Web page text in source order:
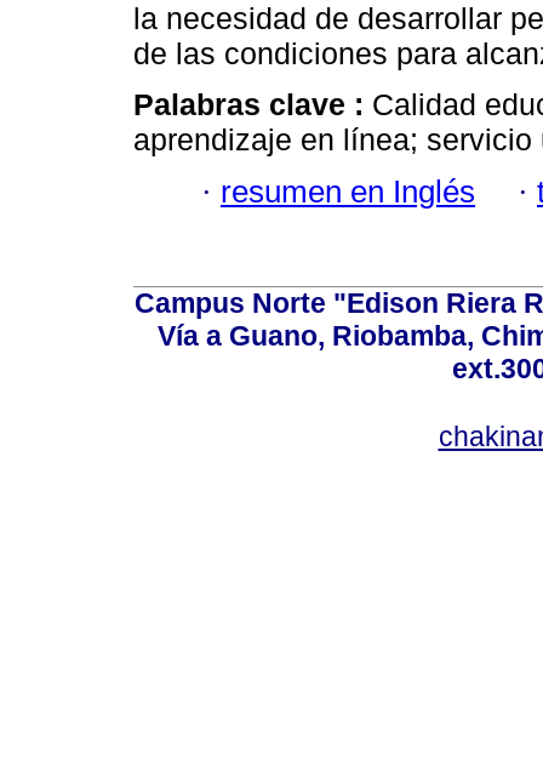
la necesidad de desarrollar
de las condiciones para
Palabras clave : Calidad
aprendizaje en línea;
· resumen en Inglés ·
Campus Norte "Edison Riera
Vía a Guano, Riobamba,